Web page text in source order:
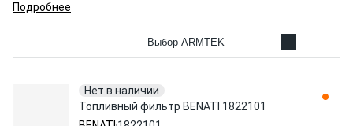
Подробнее
Выбор ARMTEK
Нет в наличии
Топливный фильтр BENATI 1822101